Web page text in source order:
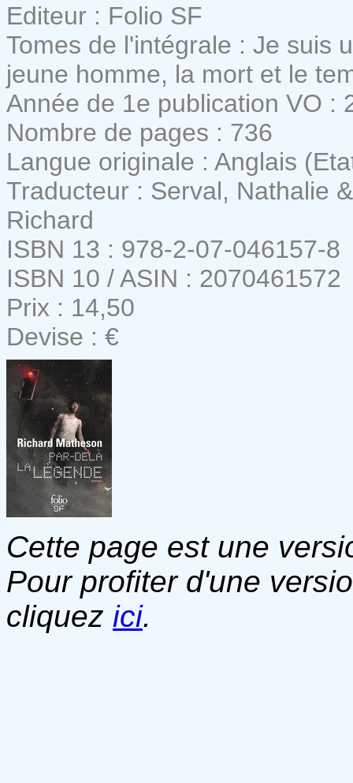
Editeur : Folio SF
Tomes de l'intégrale : Je suis
jeune homme, la mort et le
Année de 1e publication VO :
Nombre de pages : 736
Langue originale : Anglais
Traducteur : Serval, Nathalie
Richard
ISBN 13 : 978-2-07-046157-8
ISBN 10 / ASIN : 2070461572
Prix : 14,50
Devise : €
Cette page est une
Pour profiter d'une
cliquez ici.